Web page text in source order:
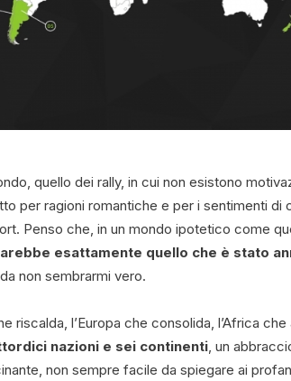
quello dei rally, in cui non esistono
per ragioni romantiche e per i sentimenti di
Penso che, in un mondo ipotetico come
esattamente quello che è stato
non sembrarmi vero.
riscalda, l’Europa che consolida, l’Africa che
nazioni e sei continenti, un
non sempre facile da spiegare ai